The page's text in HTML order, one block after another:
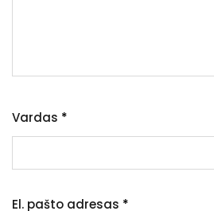
Vardas *
El. pašto adresas *